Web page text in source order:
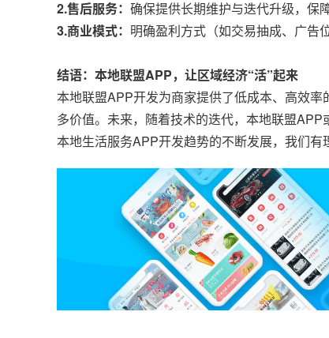
2.售后服务： 确保提供长期维护与迭代升级，保
3.商业模式： 明确盈利方式（如交易抽成、广告
结语：本地联盟APP，让区域经济“活”起来
本地联盟APP开发为商家提供了低成本、高效
多价值。未来，随着技术的迭代，本地联盟
本地生活服务APP开发趋势的不断发展，我们有